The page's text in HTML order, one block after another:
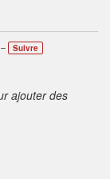
Suivre
ajouter des